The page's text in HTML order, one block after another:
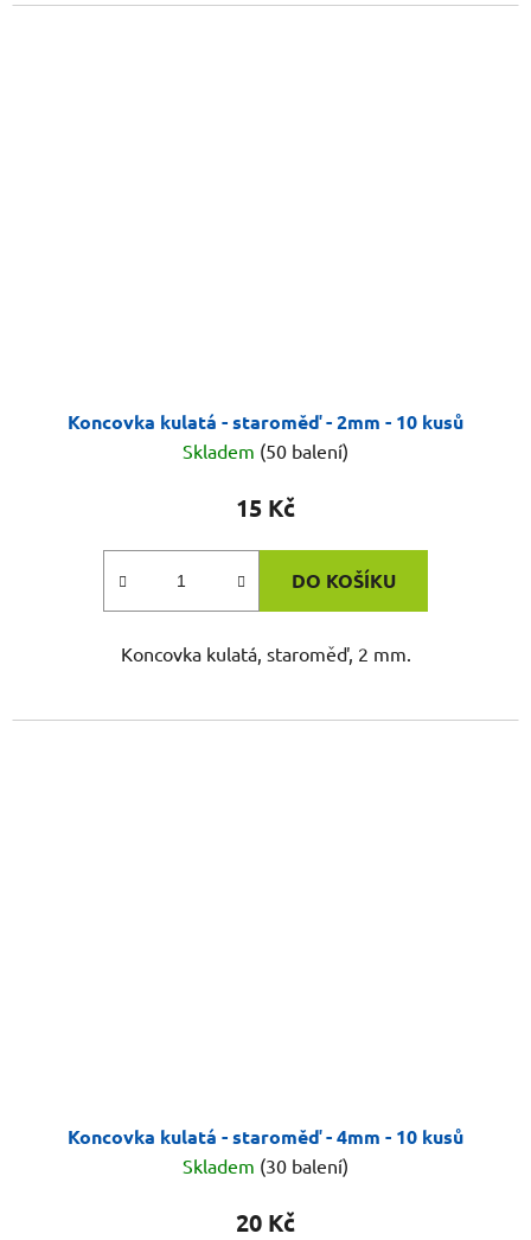
Koncovka kulatá - staroměď - 2mm - 10 kusů
Skladem (50 balení)
15 Kč
DO KOŠÍKU
Koncovka kulatá, staroměď, 2 mm.
Koncovka kulatá - staroměď - 4mm - 10 kusů
Skladem (30 balení)
20 Kč